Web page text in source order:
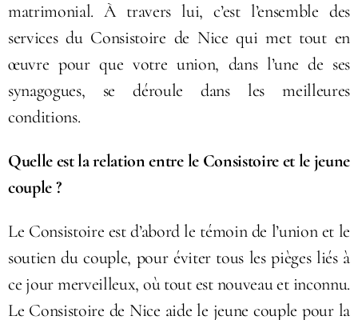
matrimonial. À travers lui, c’est l’ensemble des
services du Consistoire de Nice qui met tout en
œuvre pour que votre union, dans l’une de ses
synagogues, se déroule dans les meilleures
conditions.
Quelle est la relation entre le Consistoire et le jeune
couple ?
Le Consistoire est d’abord le témoin de l’union et le
soutien du couple, pour éviter tous les pièges liés à
ce jour merveilleux, où tout est nouveau et inconnu.
Le Consistoire de Nice aide le jeune couple pour la